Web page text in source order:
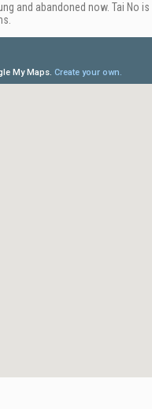
and abandoned now. Tai